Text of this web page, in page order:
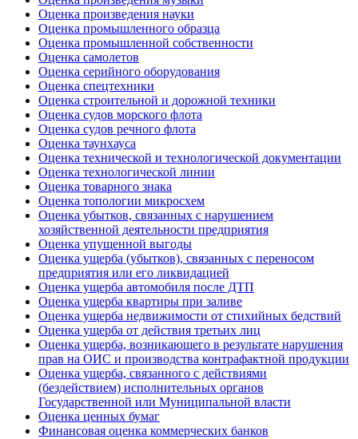
Оценка произведения науки
Оценка промышленного образца
Оценка промышленной собственности
Оценка самолетов
Оценка серийного оборудования
Оценка спецтехники
Оценка строительной и дорожной техники
Оценка судов морского флота
Оценка судов речного флота
Оценка таунхауса
Оценка технической и технологической документации
Оценка технологической линии
Оценка товарного знака
Оценка топологии микросхем
Оценка убытков, связанных с нарушением
хозяйственной деятельности предприятия
Оценка упущенной выгоды
Оценка ущерба (убытков), связанных с переносом
предприятия или его ликвидацией
Оценка ущерба автомобиля после ДТП
Оценка ущерба квартиры при заливе
Оценка ущерба недвижимости от стихийных бедствий
Оценка ущерба от действия третьих лиц
Оценка ущерба, возникающего в результате нарушения
прав на ОИС и производства контрафактной продукции
Оценка ущерба, связанного с действиями
(бездействием) исполнительных органов
Государственной или Муниципальной власти
Оценка ценных бумаг
Финансовая оценка коммерческих банков